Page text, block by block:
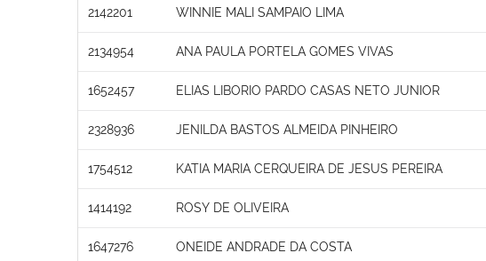
2142201 WINNIE MALI SAMPAIO LIMA
2134954 ANA PAULA PORTELA GOMES VIVAS
1652457 ELIAS LIBORIO PARDO CASAS NETO JUNIOR
2328936 JENILDA BASTOS ALMEIDA PINHEIRO
1754512 KATIA MARIA CERQUEIRA DE JESUS PEREIRA
1414192 ROSY DE OLIVEIRA
1647276 ONEIDE ANDRADE DA COSTA